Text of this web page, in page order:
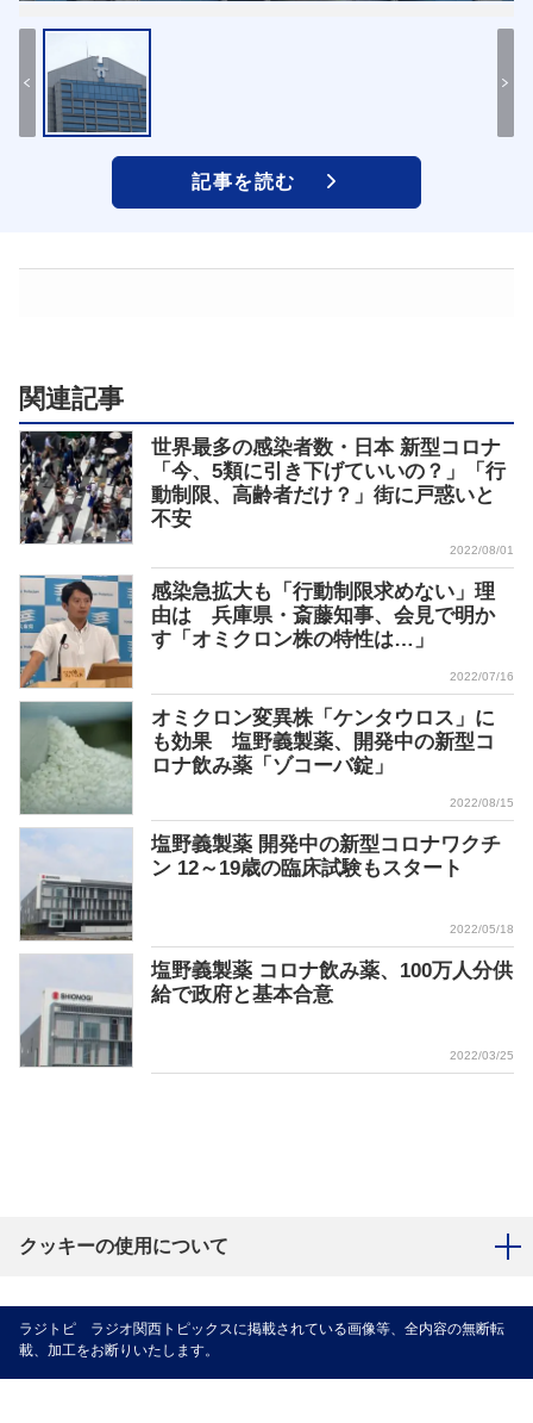
記事を読む
関連記事
世界最多の感染者数・日本 新型コロナ
「今、5類に引き下げていいの？」「行
動制限、高齢者だけ？」街に戸惑いと
不安
2022/08/01
感染急拡大も「行動制限求めない」理
由は 兵庫県・斎藤知事、会見で明か
す「オミクロン株の特性は…」
2022/07/16
オミクロン変異株「ケンタウロス」に
も効果 塩野義製薬、開発中の新型コ
ロナ飲み薬「ゾコーバ錠」
2022/08/15
塩野義製薬 開発中の新型コロナワクチ
ン 12～19歳の臨床試験もスタート
2022/05/18
塩野義製薬 コロナ飲み薬、100万人分供
給で政府と基本合意
2022/03/25
クッキーの使用について
ラジトピ ラジオ関西トピックスに掲載されている画像等、全内容の無断転
載、加工をお断りいたします。